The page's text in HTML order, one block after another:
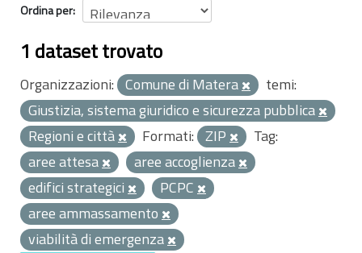
Ordina per
1 dataset trovato
Organizzazioni: Comune di Matera
temi:
Giustizia, sistema giuridico e sicurezza pubblica
Regioni e città
Formati: ZIP
Tag:
aree attesa
aree accoglienza
edifici strategici
PCPC
aree ammassamento
viabilità di emergenza